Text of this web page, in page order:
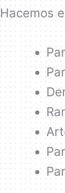
Hacemos